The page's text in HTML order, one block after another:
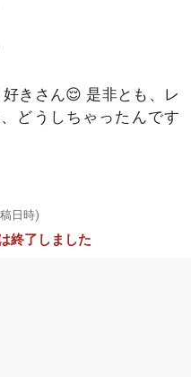
きさん😌 是非とも、レ
どうしちゃったんです
日時)
終了しました